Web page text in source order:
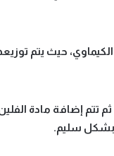
حيث يتم
ثم تتم إضافة مادة
بشكل سليم.